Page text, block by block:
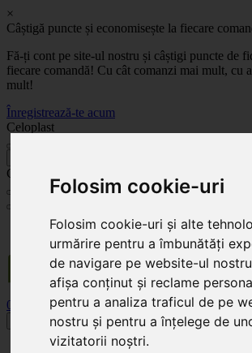
Folosim cookie-uri
Folosim cookie-uri și alte
urmărire pentru a îmbunătăți
de navigare pe website-ul
afișa conținut și reclame
pentru a analiza traficul de pe
nostru și pentru a înțelege de
vizitatorii noștri.
×
Câștigă puncte și economisește la fiecare
Fă-ți cont pe site-ul nostru și câștigi puncte de
fiecare comandă! Cu cât comanzi mai mult, cu
mult!
Înregistrează-te acum
Celoplast
Celoplast
Transportul este GRATUIT pentru comenzile mai mari de
valoare de 100 Lei. Expediere în 1 - 2 zile
0
Toggle navigation
Acasă